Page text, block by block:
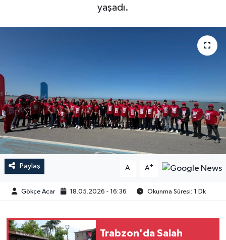
yaşadı.
Paylaş A- A+
Gökçe Acar 18.05.2026 - 16:36 Okunma Süresi: 1 Dk
Trabzon'da Salah